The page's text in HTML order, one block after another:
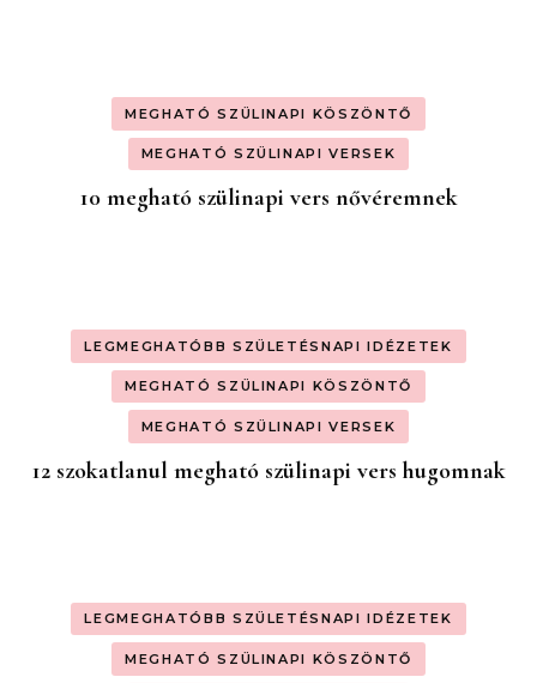
MEGHATÓ SZÜLINAPI KÖSZÖNTŐ
MEGHATÓ SZÜLINAPI VERSEK
10 megható szülinapi vers nővéremnek
LEGMEGHATÓBB SZÜLETÉSNAPI IDÉZETEK
MEGHATÓ SZÜLINAPI KÖSZÖNTŐ
MEGHATÓ SZÜLINAPI VERSEK
12 szokatlanul megható szülinapi vers hugomnak
LEGMEGHATÓBB SZÜLETÉSNAPI IDÉZETEK
MEGHATÓ SZÜLINAPI KÖSZÖNTŐ